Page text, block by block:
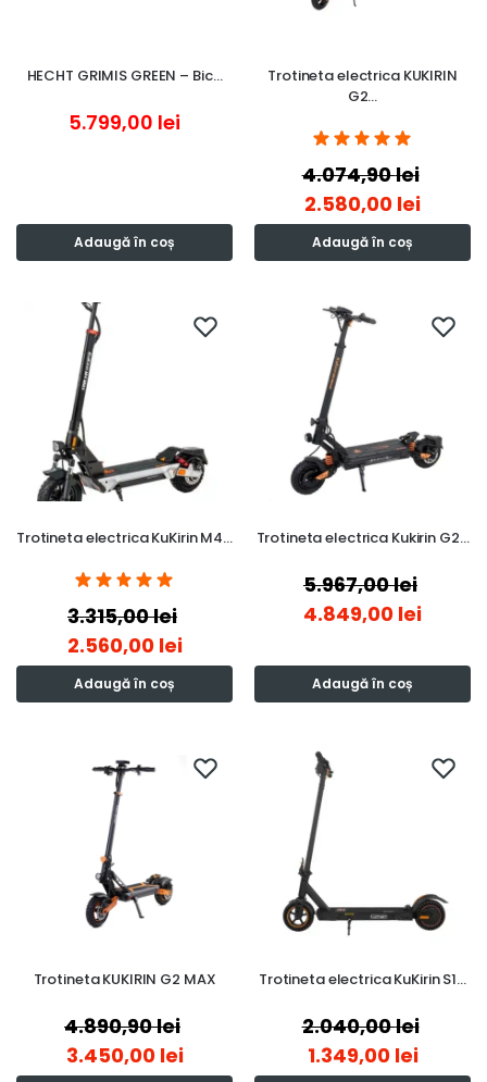
HECHT GRIMIS GREEN – Bic…
5.799,00 lei
Adaugă în coș
Trotineta electrica KUKIRIN
G2…
4.074,90lei
2.580,00 lei
Adaugă în coș
Trotineta electrica KuKirin M4…
3.315,00lei
2.560,00 lei
Adaugă în coș
Trotineta electrica Kukirin G2…
5.967,00lei
4.849,00 lei
Adaugă în coș
Trotineta KUKIRIN G2 MAX
4.890,90lei
3.450,00 lei
Trotineta electrica KuKirin S1…
2.040,00lei
1.349,00 lei